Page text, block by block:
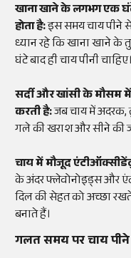
खाना खाने के लगभग एक
होता है:इस समय चाय पीने से
ध्यान रहे कि खाना खाने
घंटे बाद ही चाय पीनी चाहिए।
सर्दी और खांसी के मौसम
करती है:जब चाय में अदरक,
गले की खराश और सीने की
चाय में मौजूद
के अंदर फ्लेवोनोइड्स और
दिल की सेहत को अच्छा
बनाते हैं।
गलत समय पर चाय